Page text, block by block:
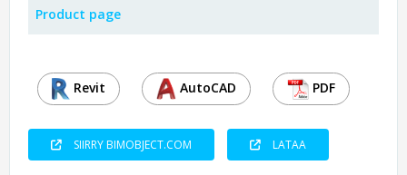
Product page
Revit AutoCAD PDF
SIIRRY BIMOBJECT.COM LATAA